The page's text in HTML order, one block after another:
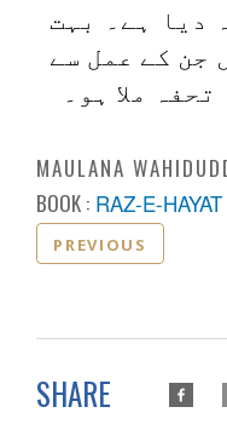
دیا ہے۔ بہت
جن کے عمل سے
ملا ہو۔
MAULANA
BOOK : RAZ-E-HAYAT
PREVIOUS
SHARE